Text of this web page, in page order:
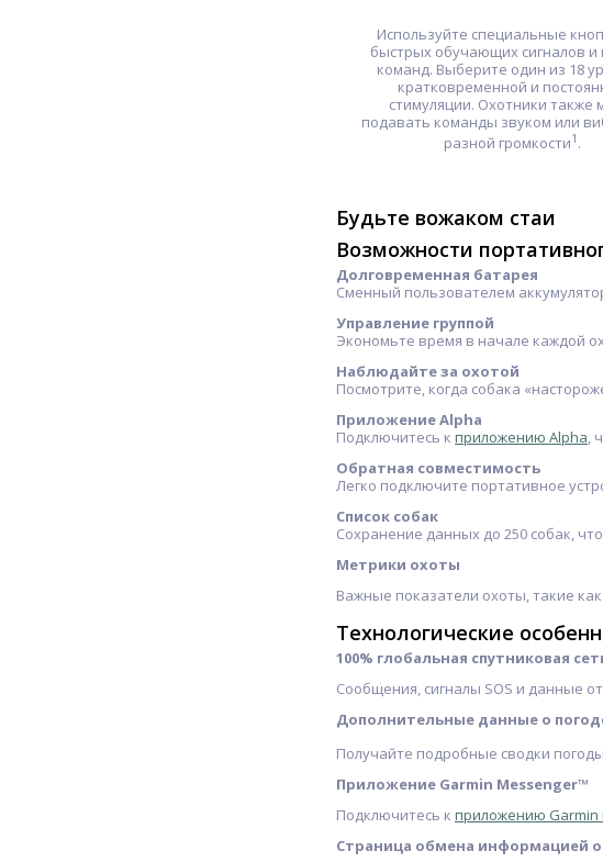
Используйте специальные
быстрых обучающих сигналов и
команд. Выберите один из 18
кратковременной и
стимуляции. Охотники также
подавать команды звуком или
разной громкости1 .
Будьте вожаком стаи
Возможности
Долговременная батарея
Сменный пользователем
Управление группой
Экономьте время в начале каждой
Наблюдайте за охотой
Посмотрите, когда собака
Приложение Alpha
Подключитесь к приложению Alpha,
Обратная совместимость
Легко подключите портативное
Список собак
Сохранение данных до 250 собак,
Метрики охоты
Важные показатели охоты, такие
Технологические
100% глобальная спутниковая
Сообщения, сигналы SOS и данные
Дополнительные данные о
Получайте подробные сводки
Приложение Garmin Messenger™
Подключитесь к приложению Garmin
Страница обмена информацией о